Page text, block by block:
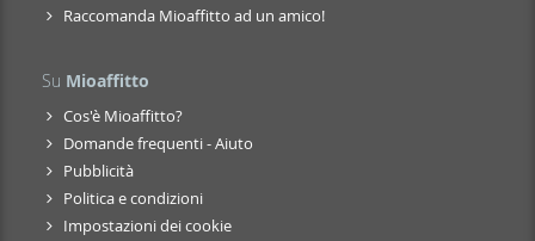
Raccomanda Mioaffitto ad un amico!
Su Mioaffitto
Cos'è Mioaffitto?
Domande frequenti - Aiuto
Pubblicità
Politica e condizioni
Impostazioni dei cookie